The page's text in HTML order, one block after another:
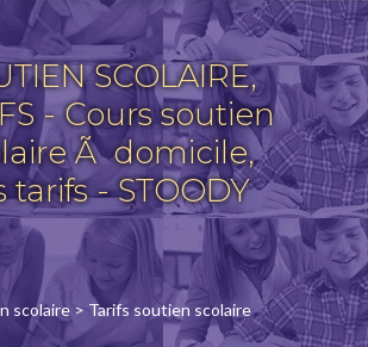
SCOLAIRE,
- Cours soutien
Ã domicile,
tarifs - STOODY
scolaire > Tarifs soutien scolaire